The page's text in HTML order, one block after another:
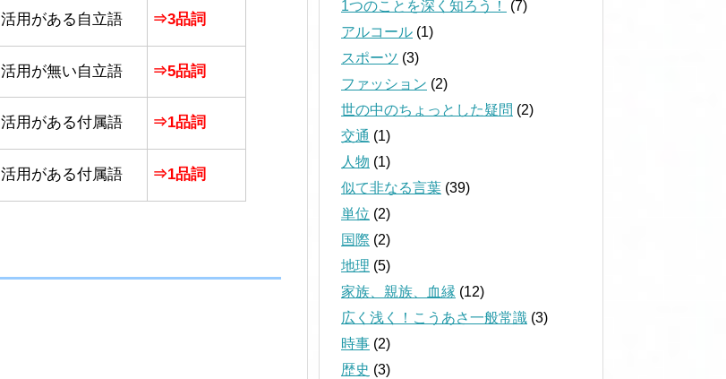
活用がある自立語 ⇒3品詞
活用が無い自立語 ⇒5品詞
活用がある付属語 ⇒1品詞
活用がある付属語 ⇒1品詞
1つのことを深く知ろう！
(7)
アルコール (1)
スポーツ (3)
ファッション (2)
世の中のちょっとした疑問 (2)
交通 (1)
人物 (1)
似て非なる言葉 (39)
単位 (2)
国際 (2)
地理 (5)
家族、親族、血縁 (12)
広く浅く！こうあさ一般常識 (3)
時事 (2)
歴史 (3)